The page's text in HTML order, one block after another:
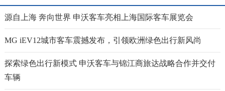
源自上海 奔向世界 申沃客车亮相上海国际客车展览会
MG iEV12城市客车震撼发布，引领欧洲绿色出行新风尚
探索绿色出行新模式 申沃客车与锦江商旅达战略合作并交付
车辆